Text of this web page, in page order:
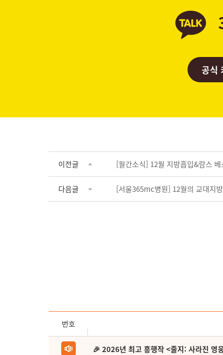
공식
이전글 [월간소식] 12월 지방흡입&람스
다음글 [서울365mc병원] 12월의 교대지
번호
🎉 2026년 최고 흥행작 <줄지: 사라진 영